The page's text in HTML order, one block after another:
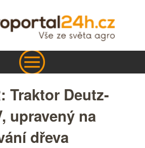
Traktor Deutz-
upravený na
dřeva